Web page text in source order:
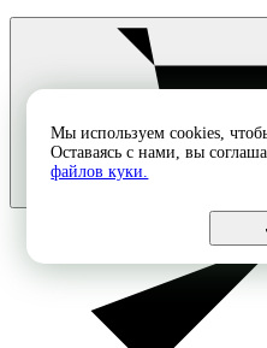
Мы используем cookies,
Оставаясь с нами, вы
файлов куки.